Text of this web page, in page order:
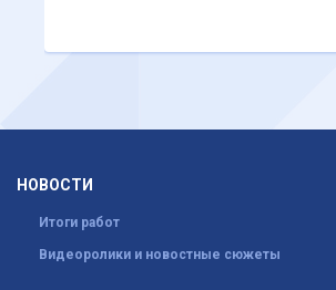
НОВОСТИ
Итоги работ
Видеоролики и новостные сюжеты